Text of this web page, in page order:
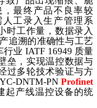
最终产品不良率较
工录入生产管理系
时工作量，数据录入
追溯的准确性与工艺
业 IATF 16949 质量
垒，实现温控数据与
过多轮技术验证与方
DNTM-PN Profinet
起产线温控设备的统